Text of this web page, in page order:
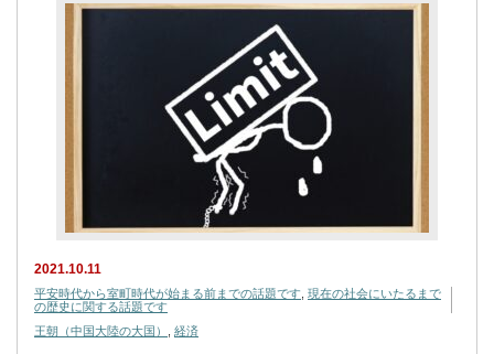
2021.10.11
平安時代から室町時代が始まる前までの話題です, 現在の社会にいたるまで
の歴史に関する話題です
王朝（中国大陸の大国） , 経済